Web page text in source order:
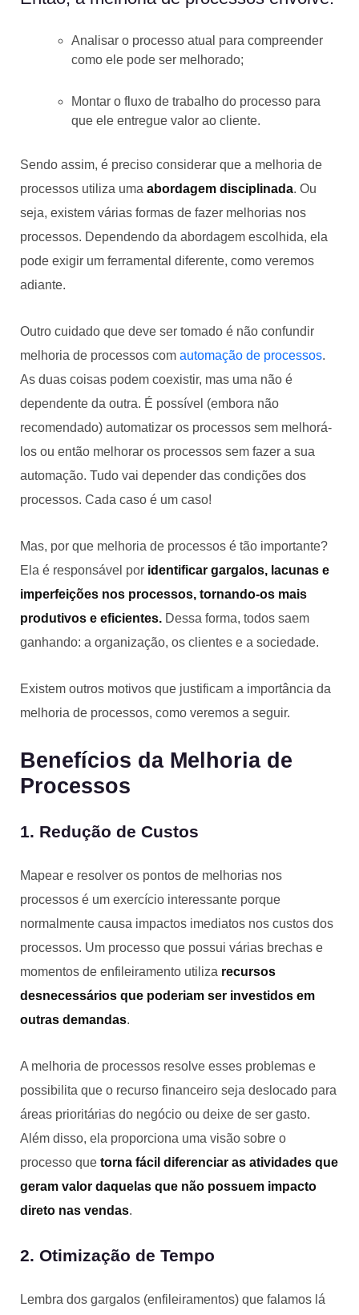
Analisar o processo atual para compreender
como ele pode ser melhorado;
Montar o fluxo de trabalho do processo para
que ele entregue valor ao cliente.
Sendo assim, é preciso considerar que a melhoria de
processos utiliza uma abordagem disciplinada. Ou
seja, existem várias formas de fazer melhorias nos
processos. Dependendo da abordagem escolhida, ela
pode exigir um ferramental diferente, como veremos
adiante.
Outro cuidado que deve ser tomado é não confundir
melhoria de processos com automação de processos.
As duas coisas podem coexistir, mas uma não é
dependente da outra. É possível (embora não
recomendado) automatizar os processos sem melhorá-
los ou então melhorar os processos sem fazer a sua
automação. Tudo vai depender das condições dos
processos. Cada caso é um caso!
Mas, por que melhoria de processos é tão importante?
Ela é responsável por identificar gargalos, lacunas e
imperfeições nos processos, tornando-os mais
produtivos e eficientes. Dessa forma, todos saem
ganhando: a organização, os clientes e a sociedade.
Existem outros motivos que justificam a importância da
melhoria de processos, como veremos a seguir.
Benefícios da Melhoria de
Processos
1. Redução de Custos
Mapear e resolver os pontos de melhorias nos
processos é um exercício interessante porque
normalmente causa impactos imediatos nos custos dos
processos. Um processo que possui várias brechas e
momentos de enfileiramento utiliza recursos
desnecessários que poderiam ser investidos em
outras demandas.
A melhoria de processos resolve esses problemas e
possibilita que o recurso financeiro seja deslocado para
áreas prioritárias do negócio ou deixe de ser gasto.
Além disso, ela proporciona uma visão sobre o
processo que torna fácil diferenciar as atividades que
geram valor daquelas que não possuem impacto
direto nas vendas.
2. Otimização de Tempo
Lembra dos gargalos (enfileiramentos) que falamos lá